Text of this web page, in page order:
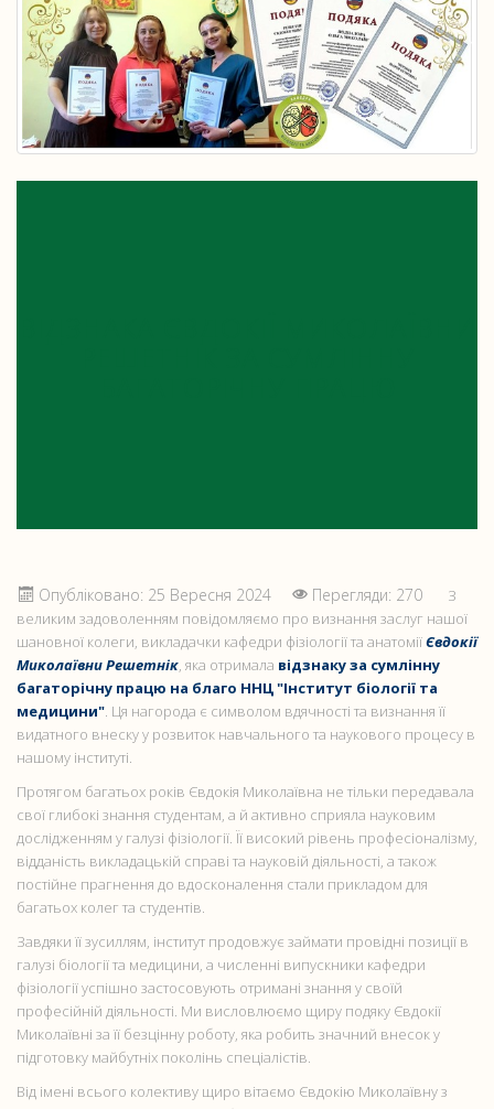
Опубліковано: 25 Вересня 2024 Перегляди: 270
З
великим задоволенням повідомляємо про визнання заслуг нашої
шановної колеги, викладачки кафедри фізіології та анатоміїЄвдокії
Миколаївни Решетнік, яка отримала відзнаку за сумлінну
багаторічну працю на благо ННЦ "Інститут біології та
медицини". Ця нагорода є символом вдячності та визнання її
видатного внеску у розвиток навчального та наукового процесу в
нашому інституті.
Протягом багатьох років Євдокія Миколаївна не тільки передавала
свої глибокі знання студентам, а й активно сприяла науковим
дослідженням у галузі фізіології. Її високий рівень професіоналізму,
відданість викладацькій справі та науковій діяльності, а також
постійне прагнення до вдосконалення стали прикладом для
багатьох колег та студентів.
Завдяки її зусиллям, інститут продовжує займати провідні позиції в
галузі біології та медицини, а численні випускники кафедри
фізіології успішно застосовують отримані знання у своїй
професійній діяльності. Ми висловлюємо щиру подяку Євдокії
Миколаївні за її безцінну роботу, яка робить значний внесок у
підготовку майбутніх поколінь спеціалістів.
Від імені всього колективу щиро вітаємо Євдокію Миколаївну з